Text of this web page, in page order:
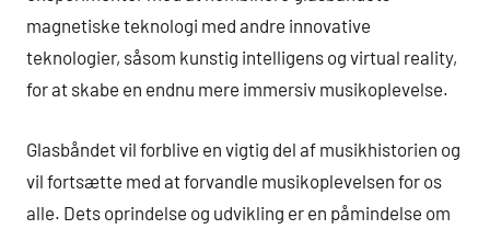
magnetiske teknologi med andre innovative
teknologier, såsom kunstig intelligens og virtual reality,
for at skabe en endnu mere immersiv musikoplevelse.
Glasbåndet vil forblive en vigtig del af musikhistorien og
vil fortsætte med at forvandle musikoplevelsen for os
alle. Dets oprindelse og udvikling er en påmindelse om